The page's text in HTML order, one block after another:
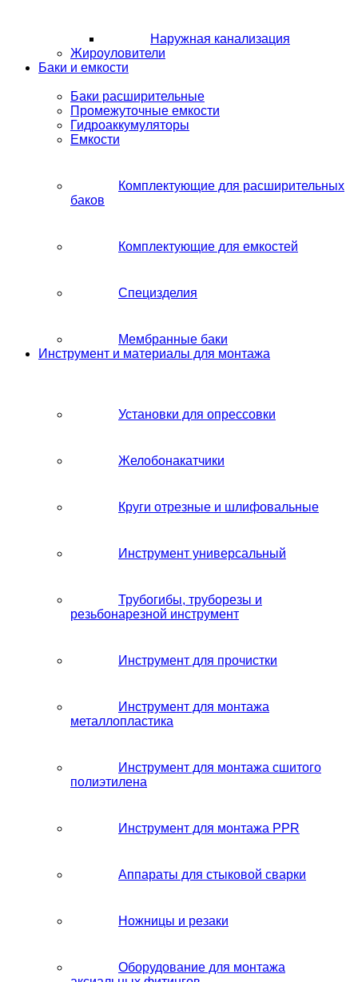
Наружная канализация
Жироуловители
Баки и емкости
Баки расширительные
Промежуточные емкости
Гидроаккумуляторы
Емкости
Комплектующие для расширительных
баков
Комплектующие для емкостей
Специзделия
Мембранные баки
Инструмент и материалы для монтажа
Установки для опрессовки
Желобонакатчики
Круги отрезные и шлифовальные
Инструмент универсальный
Трубогибы, труборезы и
резьбонарезной инструмент
Инструмент для прочистки
Инструмент для монтажа
металлопластика
Инструмент для монтажа сшитого
полиэтилена
Инструмент для монтажа PPR
Аппараты для стыковой сварки
Ножницы и резаки
Оборудование для монтажа